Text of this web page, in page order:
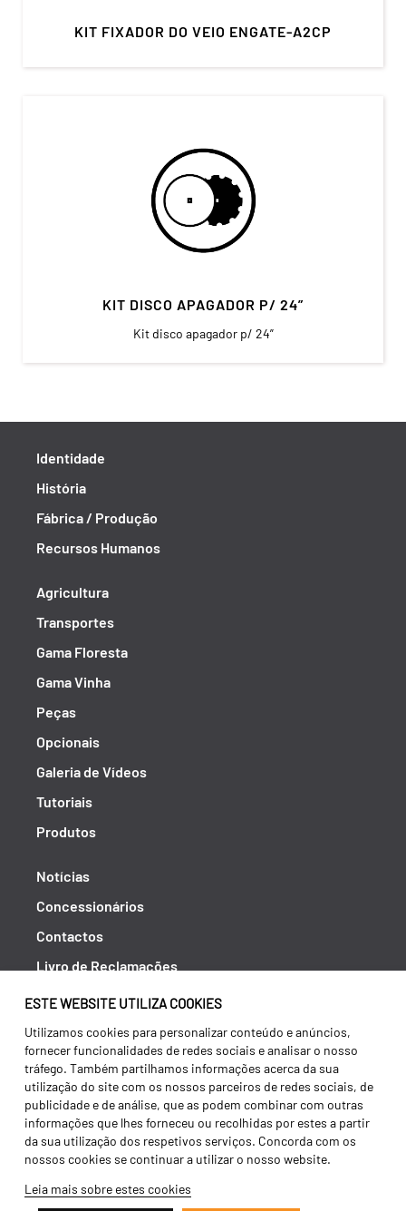
ESTE WEBSITE UTILIZA COOKIES
Utilizamos cookies para personalizar conteúdo e anúncios,
fornecer funcionalidades de redes sociais e analisar o nosso
tráfego. Também partilhamos informações acerca da sua
utilização do site com os nossos parceiros de redes sociais, de
publicidade e de análise, que as podem combinar com outras
informações que lhes forneceu ou recolhidas por estes a partir
da sua utilização dos respetivos serviços. Concorda com os
nossos cookies se continuar a utilizar o nosso website.
Leia mais sobre estes cookies
KIT FIXADOR DO VEIO ENGATE-A2CP
KIT DISCO APAGADOR P/ 24”
Kit disco apagador p/ 24”
Identidade
História
Fábrica / Produção
Recursos Humanos
Agricultura
Transportes
Gama Floresta
Gama Vinha
Peças
Opcionais
Galeria de Vídeos
Tutoriais
Produtos
Notícias
Concessionários
Contactos
Livro de Reclamações
Política de Privacidade
Canal de Denúncias (RGPC)
Termos e condições